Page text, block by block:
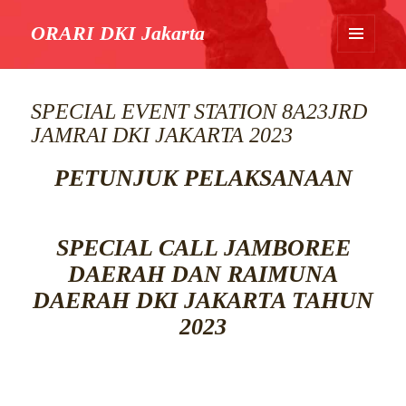
ORARI DKI Jakarta
WIDGET
SPECIAL EVENT STATION 8A23JRD
JAMRAI DKI JAKARTA 2023
PETUNJUK PELAKSANAAN
SPECIAL CALL JAMBOREE
DAERAH DAN RAIMUNA
DAERAH DKI JAKARTA TAHUN
2023